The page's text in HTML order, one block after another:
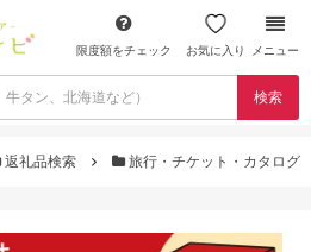
限度額をチェック お気に入り メニュー
検索
返礼品検索 旅行・チケット・カタログ